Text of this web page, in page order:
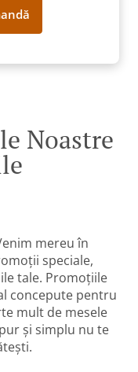
Noastre
mereu în
speciale,
tale. Promoțiile
concepute pentru
mult de mesele
și simplu nu te